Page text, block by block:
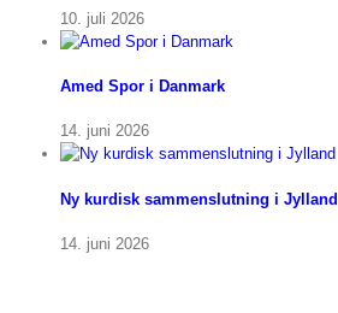
10. juli 2026
Amed Spor i Danmark
14. juni 2026
Ny kurdisk sammenslutning i Jylland
14. juni 2026